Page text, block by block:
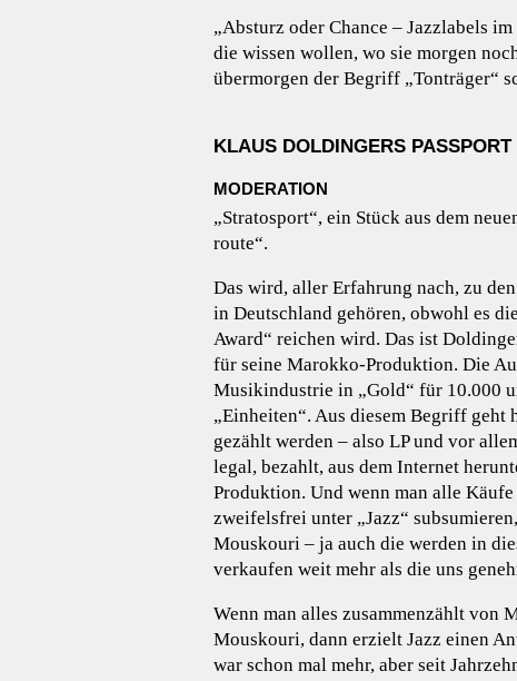
„Absturz oder Chance – Jazzlabels
die wissen wollen, wo sie morgen
übermorgen der Begriff „Tonträger“
KLAUS DOLDINGERS
MODERATION
„Stratosport“, ein Stück aus dem
route“.
Das wird, aller Erfahrung nach, zu
in Deutschland gehören, obwohl es
Award“ reichen wird. Das ist
für seine Marokko-Produktion. Die
Musikindustrie in „Gold“ für 10.000
„Einheiten“. Aus diesem Begriff geht
gezählt werden – also LP und vor
legal, bezahlt, aus dem Internet
Produktion. Und wenn man alle
zweifelsfrei unter „Jazz“
Mouskouri – ja auch die werden in
verkaufen weit mehr als die uns
Wenn man alles zusammenzählt von
Mouskouri, dann erzielt Jazz einen
war schon mal mehr, aber seit